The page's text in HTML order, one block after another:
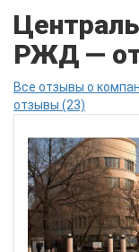
РЖД —
Все отзывы о
отзывы (23)